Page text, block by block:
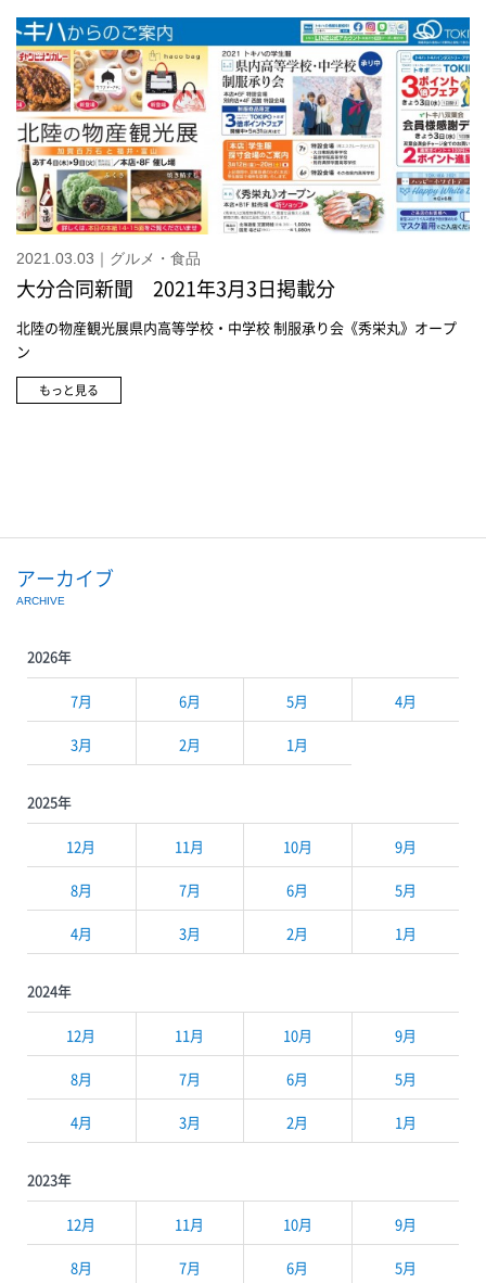
2021.03.03｜グルメ・食品
大分合同新聞 2021年3月3日掲載分
北陸の物産観光展県内高等学校・中学校 制服承り会《秀栄丸》オープ
ン
もっと見る
アーカイブ
ARCHIVE
2026年
7月 6月 5月 4月
3月 2月 1月
2025年
12月 11月 10月 9月
8月 7月 6月 5月
4月 3月 2月 1月
2024年
12月 11月 10月 9月
8月 7月 6月 5月
4月 3月 2月 1月
2023年
12月 11月 10月 9月
8月 7月 6月 5月